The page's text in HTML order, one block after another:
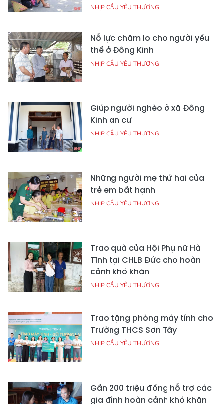
NHỊP CẦU YÊU THƯƠNG
Nỗ lực chăm lo cho người yếu
thế ở Đông Kinh
NHỊP CẦU YÊU THƯƠNG
Giúp người nghèo ở xã Đông
Kinh an cư
NHỊP CẦU YÊU THƯƠNG
Những người mẹ thứ hai của
trẻ em bất hạnh
NHỊP CẦU YÊU THƯƠNG
Trao quà của Hội Phụ nữ Hà
Tĩnh tại CHLB Đức cho hoàn
cảnh khó khăn
NHỊP CẦU YÊU THƯƠNG
Trao tặng phòng máy tính cho
Trường THCS Sơn Tây
NHỊP CẦU YÊU THƯƠNG
Gần 200 triệu đồng hỗ trợ các
gia đình hoàn cảnh khó khăn